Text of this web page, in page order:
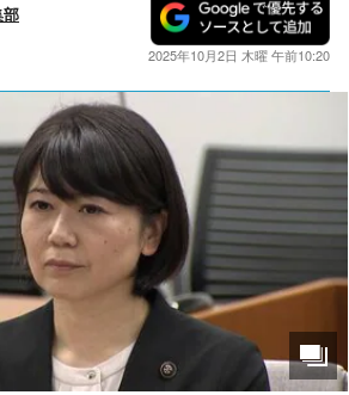
2025年10月2日 木曜 午前10:20